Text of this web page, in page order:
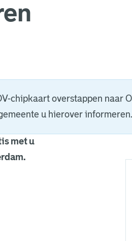
chipkaart overstappen naar
u hierover informeren.
met u